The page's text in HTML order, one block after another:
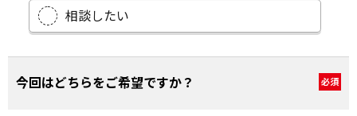
相談したい
今回はどちらをご希望ですか？ 必須